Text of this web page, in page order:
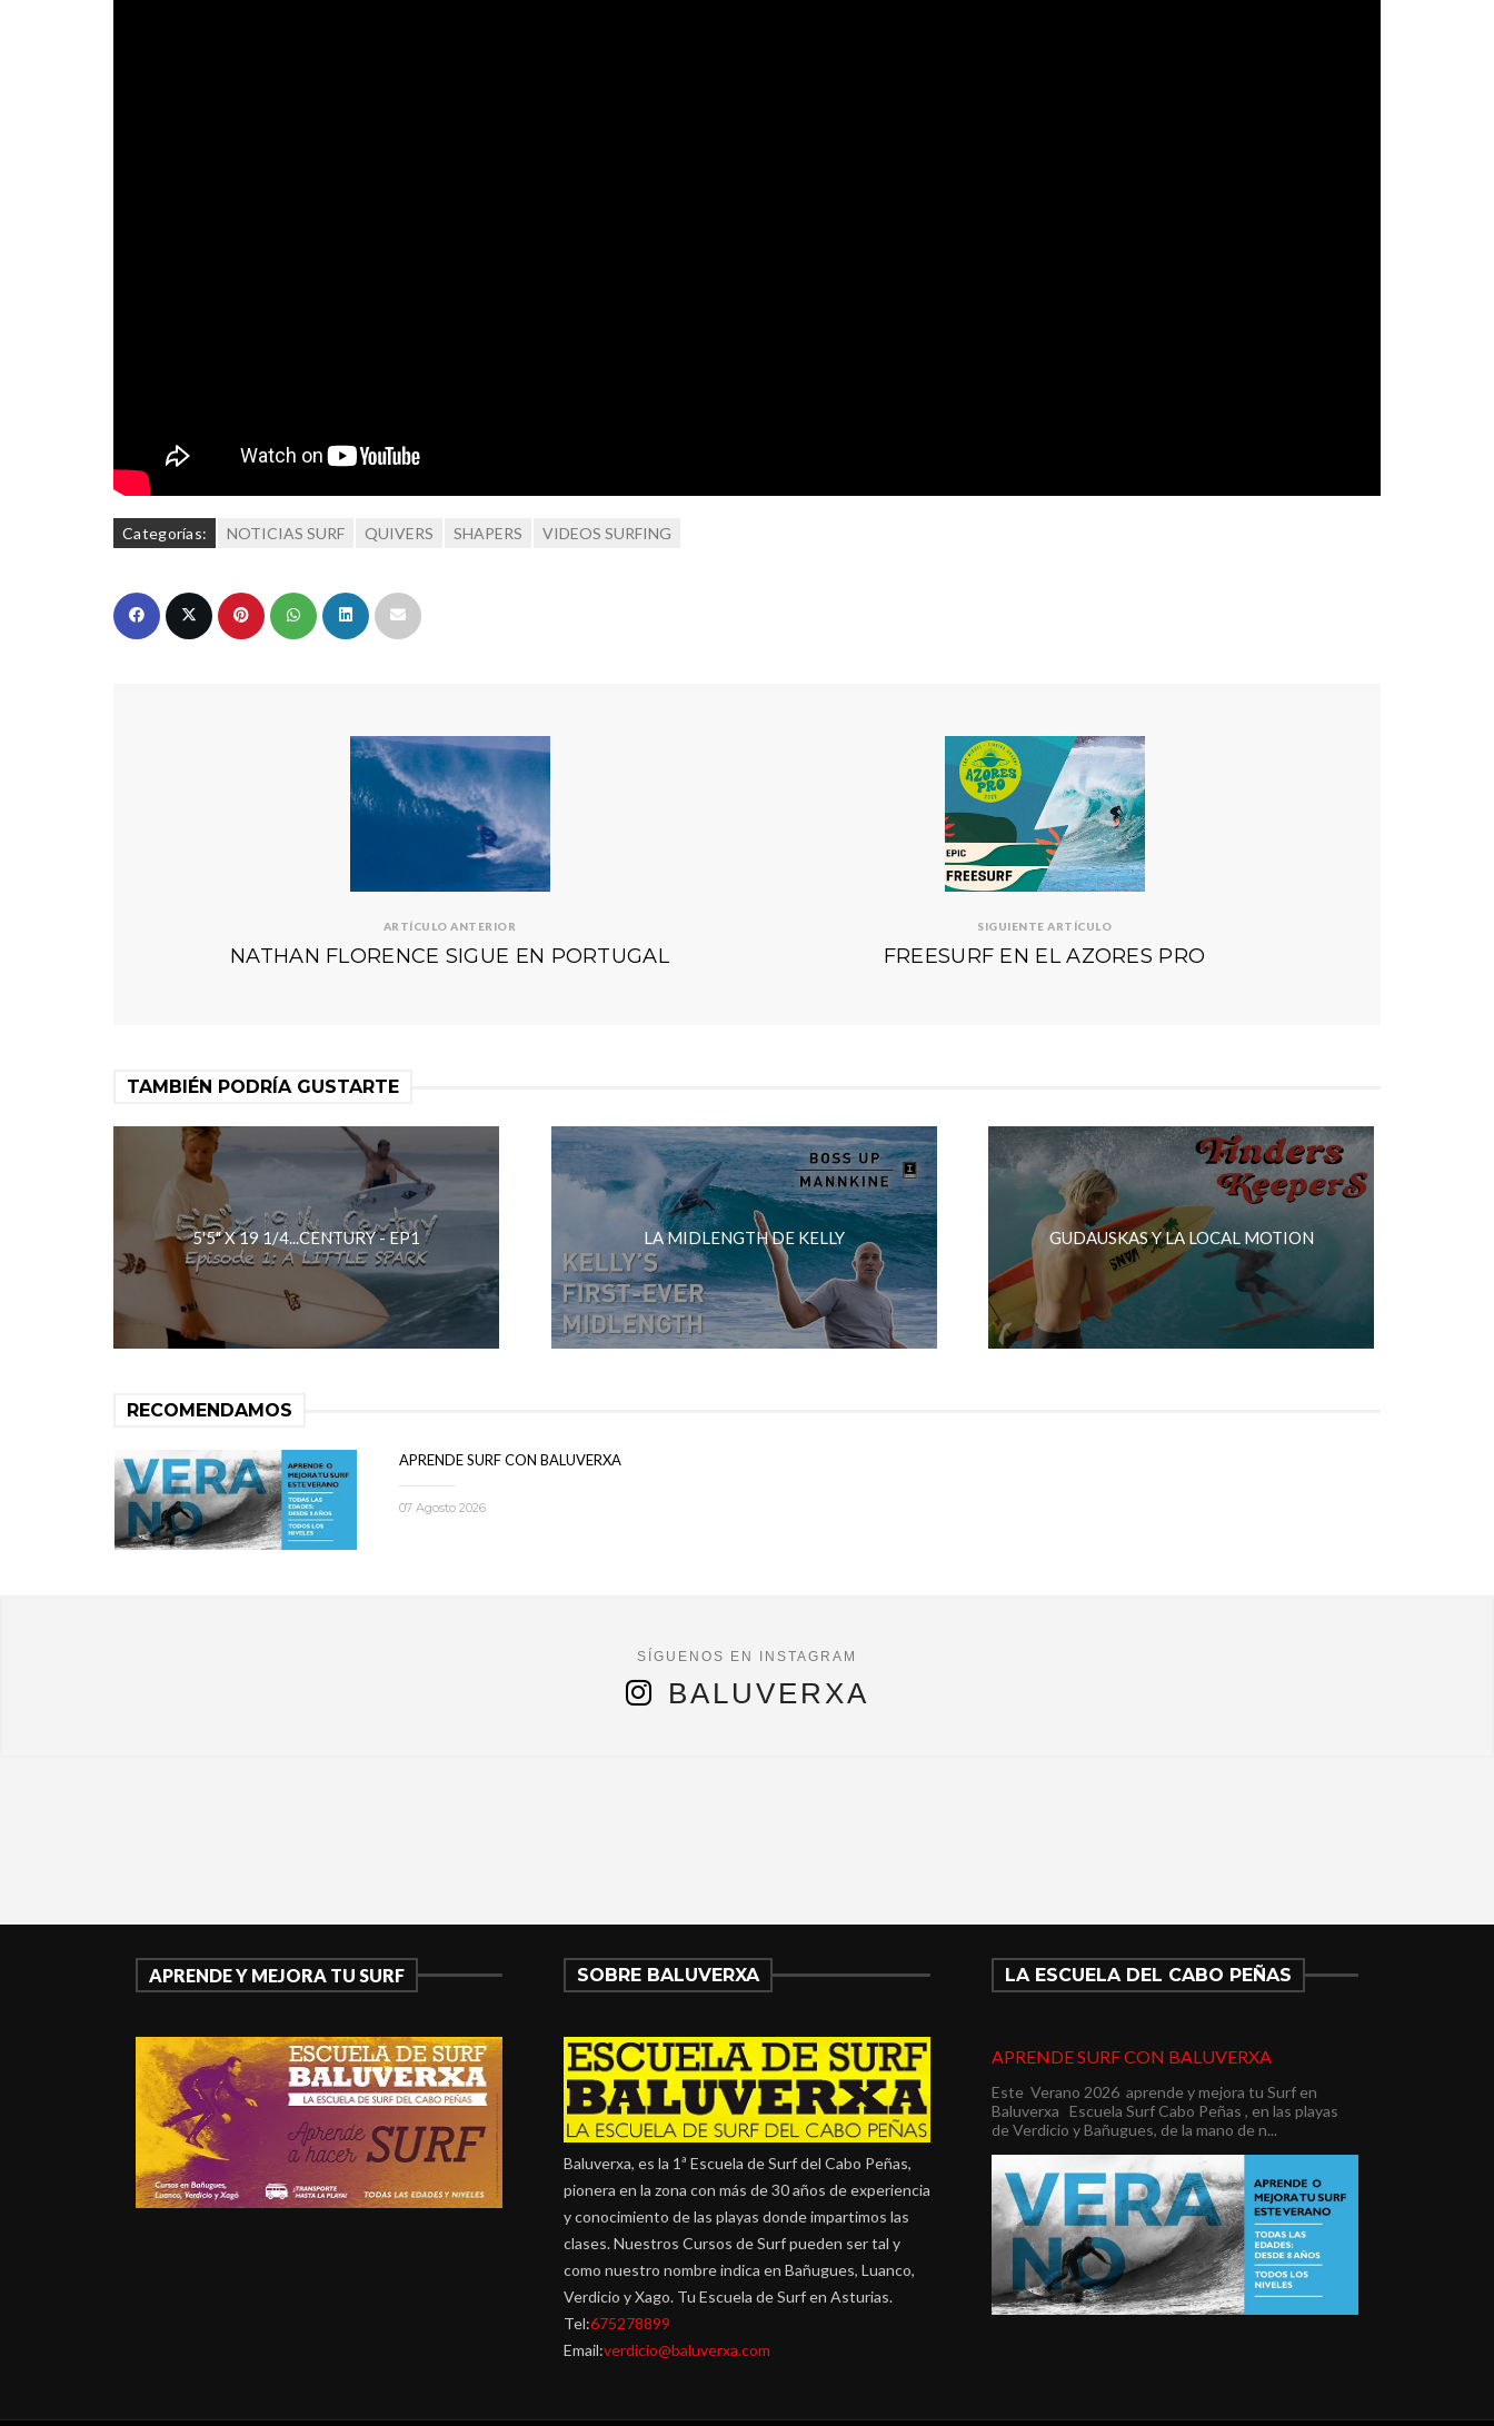
Categorías: NOTICIAS SURF QUIVERS SHAPERS VIDEOS SURFING
ARTÍCULO ANTERIOR
NATHAN FLORENCE SIGUE EN PORTUGAL
SIGUIENTE ARTÍCULO
FREESURF EN EL AZORES PRO
TAMBIÉN PODRÍA GUSTARTE
5'5" X 19 1/4...CENTURY - EP1 LA MIDLENGTH DE KELLY GUDAUSKAS Y LA LOCAL MOTION
RECOMENDAMOS
APRENDE SURF CON BALUVERXA
07 Agosto 2026
BALUVERXA
APRENDE Y MEJORA TU SURF SOBRE BALUVERXA
Baluverxa, es la 1ª Escuela de Surf del Cabo Peñas,
pionera en la zona con más de 30 años de experiencia
y conocimiento de las playas donde impartimos las
clases. Nuestros Cursos de Surf pueden ser tal y
como nuestro nombre indica en Bañugues, Luanco,
Verdicio y Xago. Tu Escuela de Surf en Asturias.
Tel:675278899
Email:verdicio@baluverxa.com
LA ESCUELA DEL CABO PEÑAS
APRENDE SURF CON BALUVERXA
Este Verano 2026 aprende y mejora tu Surf en
Baluverxa Escuela Surf Cabo Peñas , en las playas
de Verdicio y Bañugues, de la mano de n...